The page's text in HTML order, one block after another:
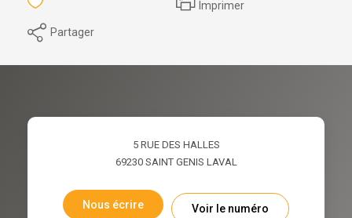
Imprimer
Partager
5 RUE DES HALLES
69230 SAINT GENIS LAVAL
Nous écrire Voir le numéro